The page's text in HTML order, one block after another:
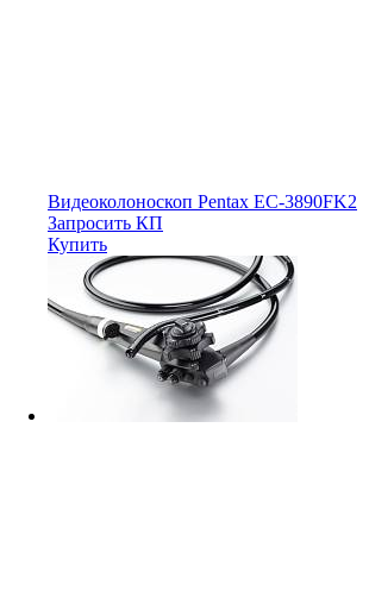
Видеоколоноскоп Pentax EC-3890FK2
Запросить КП
Купить